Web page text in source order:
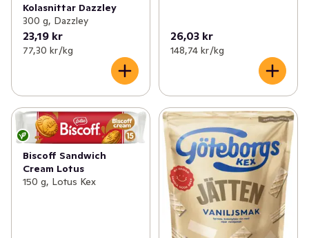
Kolasnittar Dazzley
300 g, Dazzley
23,19 kr
77,30 kr /kg
26,03 kr
148,74 kr /kg
Biscoff Sandwich
Cream Lotus
150 g, Lotus Kex